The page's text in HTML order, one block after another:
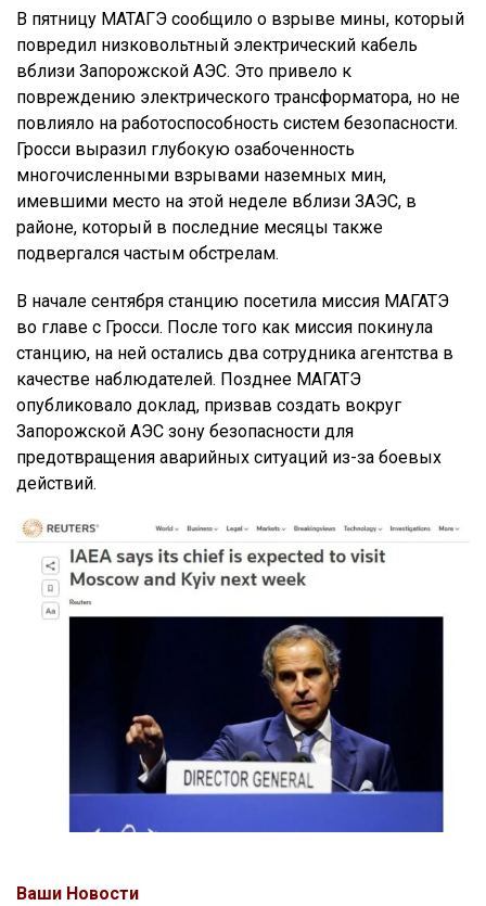
В пятницу МАТАГЭ сообщило о взрыве мины, который
повредил низковольтный электрический кабель
вблизи Запорожской АЭС. Это привело к
повреждению электрического трансформатора, но не
повлияло на работоспособность систем безопасности.
Гросси выразил глубокую озабоченность
многочисленными взрывами наземных мин,
имевшими место на этой неделе вблизи ЗАЭС, в
районе, который в последние месяцы также
подвергался частым обстрелам.
В начале сентября станцию посетила миссия МАГАТЭ
во главе с Гросси. После того как миссия покинула
станцию, на ней остались два сотрудника агентства в
качестве наблюдателей. Позднее МАГАТЭ
опубликовало доклад, призвав создать вокруг
Запорожской АЭС зону безопасности для
предотвращения аварийных ситуаций из-за боевых
действий.
Ваши Новости